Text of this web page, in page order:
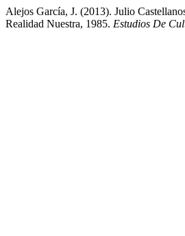
Alejos García, J. (2013). Julio
Realidad Nuestra, 1985. Estudios De